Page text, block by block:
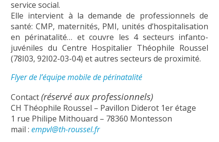
service social.
Elle intervient à la demande de professionnels de
santé: CMP, maternités, PMI, unités d’hospitalisation
en périnatalité… et couvre les 4 secteurs infanto-
juvéniles du Centre Hospitalier Théophile Roussel
(78I03, 92I02-03-04) et autres secteurs de proximité.
Flyer de l’équipe mobile de périnatalité
Contact(réservé aux professionnels)
CH Théophile Roussel – Pavillon Diderot 1er étage
1 rue Philipe Mithouard – 78360 Montesson
mail : empvl@th-roussel.fr